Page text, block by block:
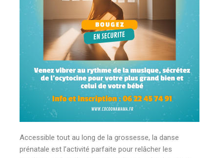
Accessible tout au long de la grossesse, la danse
prénatale est l’activité parfaite pour relâcher les